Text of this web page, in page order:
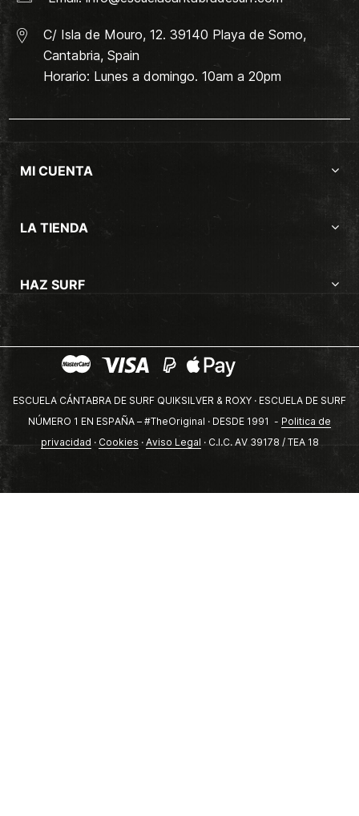
C/ Isla de Mouro, 12. 39140 Playa de Somo,
Cantabria, Spain
Horario: Lunes a domingo. 10am a 20pm
MI CUENTA
LA TIENDA
HAZ SURF
ESCUELA CÁNTABRA DE SURF QUIKSILVER & ROXY · ESCUELA DE SURF
NÚMERO 1 EN ESPAÑA – #TheOriginal · DESDE 1991 - Politica de
privacidad · Cookies · Aviso Legal · C.I.C. AV 39178 / TEA 18